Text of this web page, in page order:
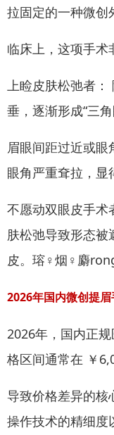
拉固定的一种微创
临床上，这项手术
上睑皮肤松弛者
垂，逐渐形成“三
眉眼间距过近或
眼角严重耷拉，显
不愿动双眼皮手术
肤松弛导致形态
皮。瑢♀烟♀麝
2026年国内微创提
2026年，国内正
格区间通常在 ￥
导致价格差异的核
操作技术的精细度